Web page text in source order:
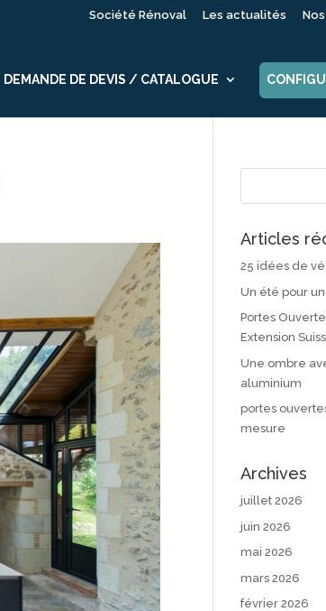
Société Rénoval Les actualités
DEMANDE DE DEVIS / CATALOGUE
Articles
25 idées de
Un été pour
Portes
Extension
Une ombre
aluminium
portes
mesure
Archives
juillet 2026
juin 2026
mai 2026
mars 2026
février 2026